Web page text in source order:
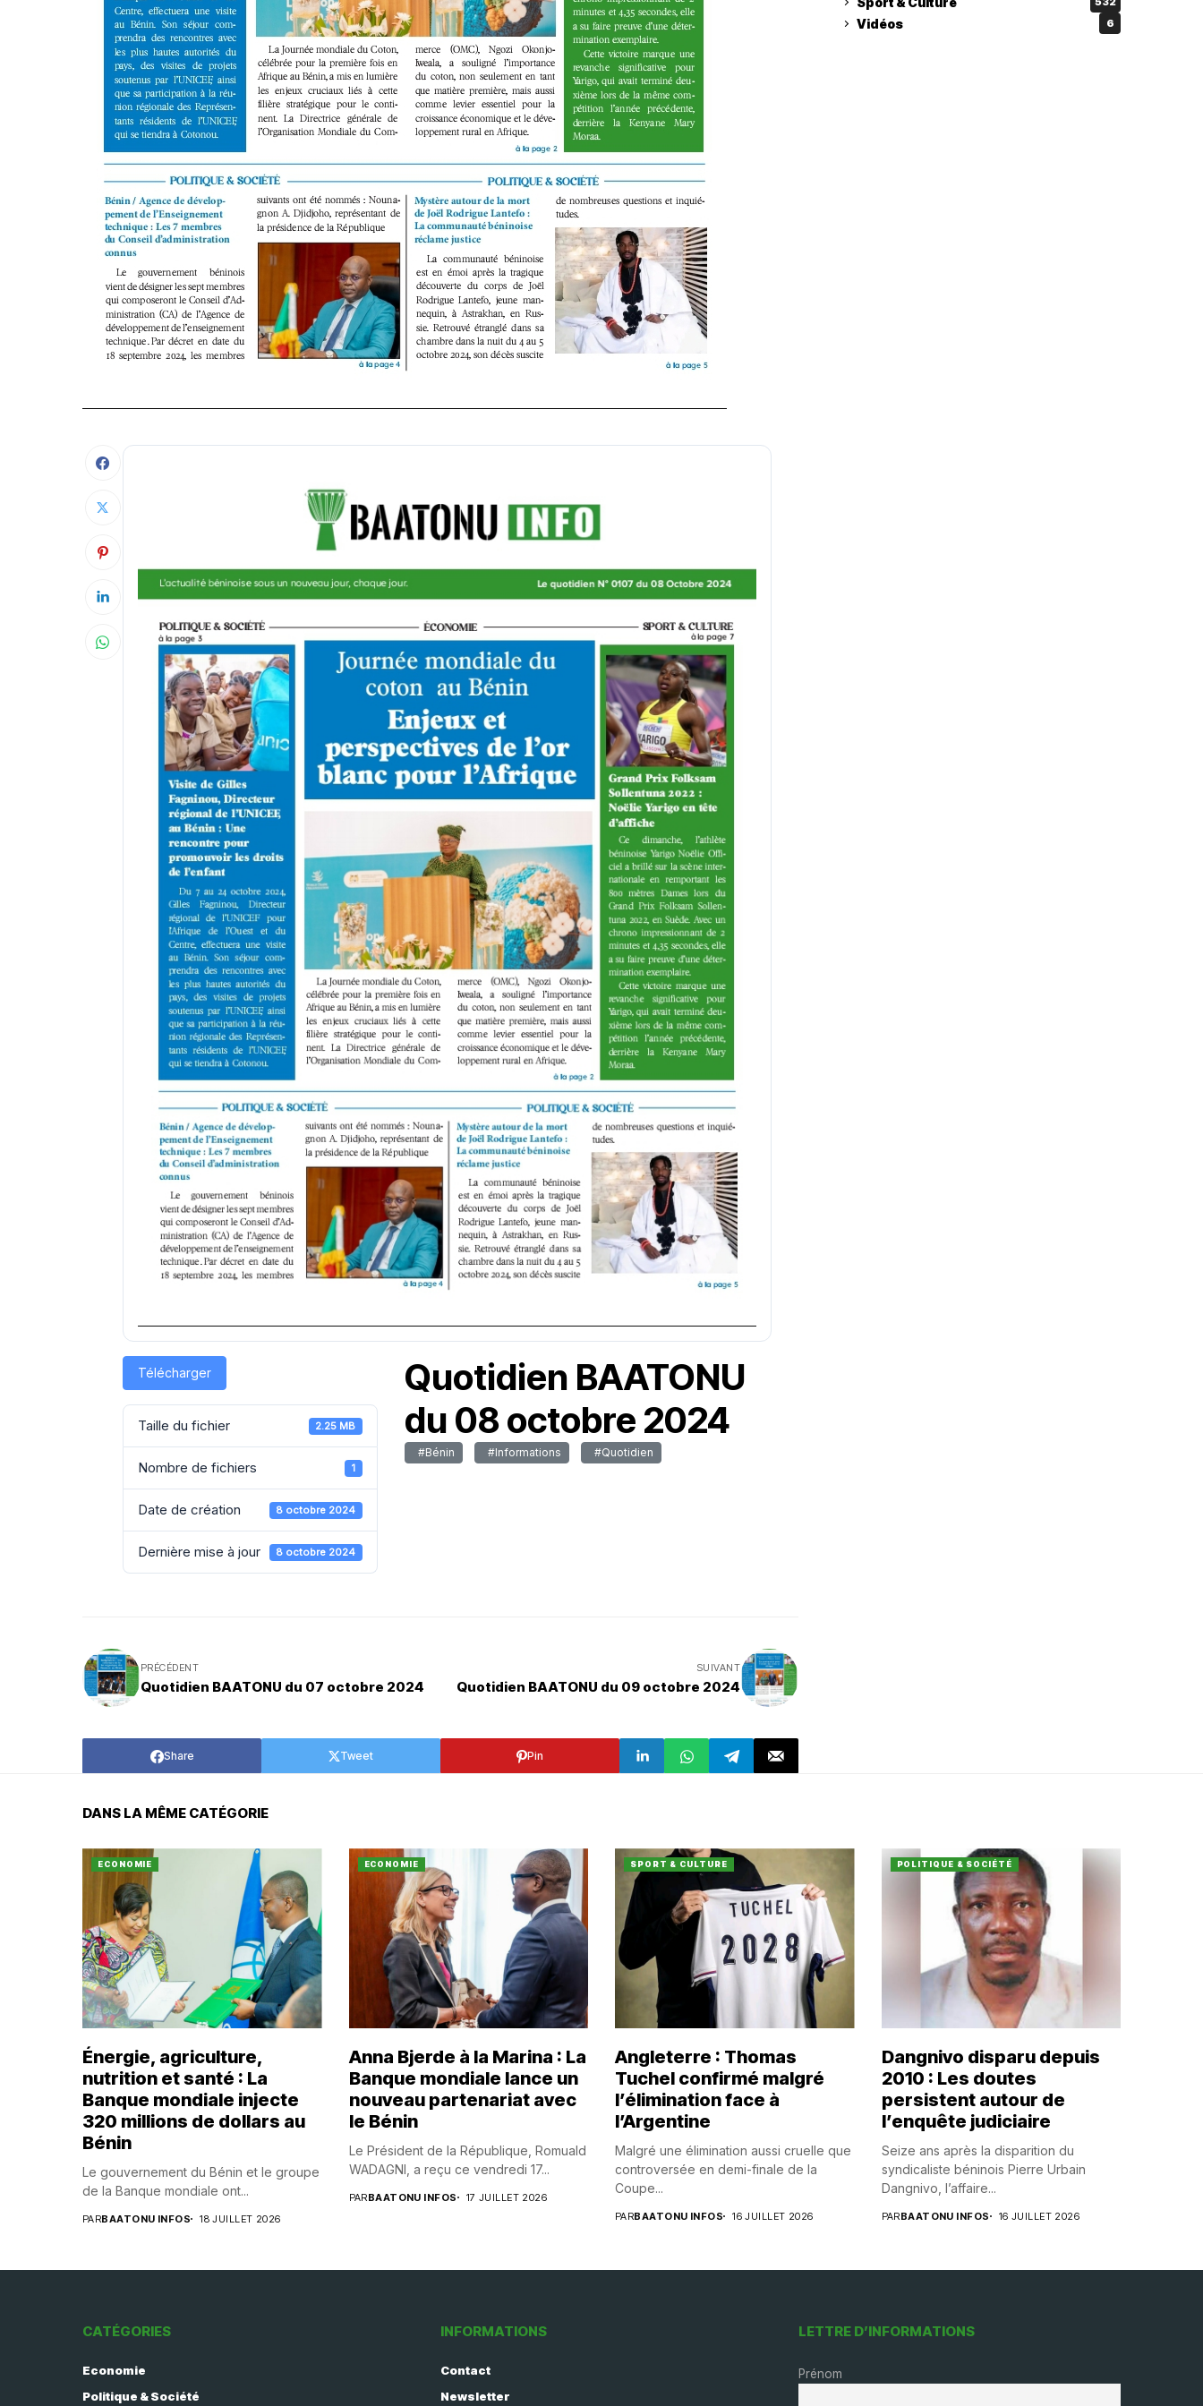
Télécharger
Taille du fichier 2.25 MB
Nombre de fichiers 1
Date de création 8 octobre 2024
Dernière mise à jour 8 octobre 2024
Quotidien BAATONU
du 08 octobre 2024
#Bénin #Informations #Quotidien
PRÉCÉDENT
Quotidien BAATONU du 07 octobre 2024
SUIVANT
Quotidien BAATONU du 09 octobre 2024
Share Tweet Pin
Vidéos 6
DANS LA MÊME CATÉGORIE
ECONOMIE
Énergie, agriculture,
nutrition et santé : La
Banque mondiale injecte
320 millions de dollars au
Bénin
Le gouvernement du Bénin et le groupe
de la Banque mondiale ont...
PARBAATONU INFOS 18 JUILLET 2026
ECONOMIE
Anna Bjerde à la Marina : La
Banque mondiale lance un
nouveau partenariat avec
le Bénin
Le Président de la République, Romuald
WADAGNI, a reçu ce vendredi 17...
PARBAATONU INFOS 17 JUILLET 2026
SPORT & CULTURE
Angleterre : Thomas
Tuchel confirmé malgré
l’élimination face à
l’Argentine
Malgré une élimination aussi cruelle que
controversée en demi-finale de la
Coupe...
PARBAATONU INFOS 16 JUILLET 2026
POLITIQUE & SOCIÉTÉ
Dangnivo disparu depuis
2010 : Les doutes
persistent autour de
l’enquête judiciaire
Seize ans après la disparition du
syndicaliste béninois Pierre Urbain
Dangnivo, l’affaire...
PARBAATONU INFOS 16 JUILLET 2026
CATÉGORIES
Economie
Politique & Société
INFORMATIONS
Contact
Newsletter
LETTRE D’INFORMATIONS
Prénom